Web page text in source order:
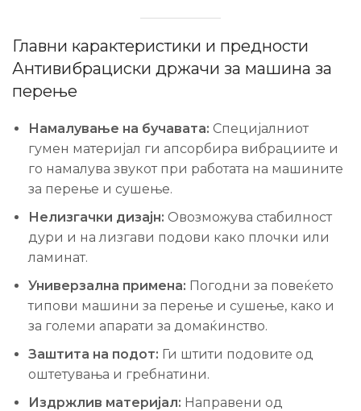
Главни карактеристики и предности
Антивибрaциски држачи за машина за
перење
Намалување на бучавата: Специјалниот
гумен материјал ги апсорбира вибрациите и
го намалува звукот при работата на машините
за перење и сушење.
Нелизгачки дизајн: Овозможува стабилност
дури и на лизгави подови како плочки или
ламинат.
Универзална примена: Погодни за повеќето
типови машини за перење и сушење, како и
за големи апарати за домаќинство.
Заштита на подот: Ги штити подовите од
оштетувања и гребнатини.
Издржлив материјал: Направени од